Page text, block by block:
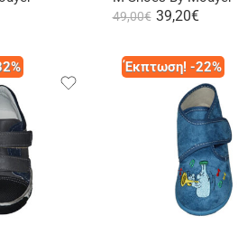
49,00€ 39,20€
options
Έκπτωση! -22%
Select